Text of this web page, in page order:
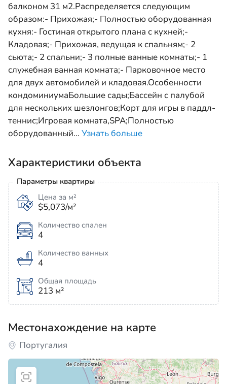
балконом 31 м2.Распределяется следующим
образом:- Прихожая;- Полностью оборудованная
кухня:- Гостиная открытого плана с кухней;-
Кладовая;- Прихожая, ведущая к спальням;- 2
сьюта;- 2 спальни;- 3 полные ванные комнаты;- 1
служебная ванная комната;- Парковочное место
для двух автомобилей и кладовая.Особенности
кондоминиумаБольшие сады;Бассейн с палубой
для нескольких шезлонгов;Корт для игры в паддл-
теннис;Игровая комната,SPA;Полностью
оборудованный… Узнать больше
Характеристики объекта
Параметры квартиры
Цена за м²
$5,073/м²
Количество спален
4
Количество ванных
4
Общая площадь
213 м²
Местонахождение на карте
Португалия